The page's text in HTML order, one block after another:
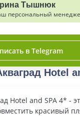
Тышнюк
персональный
в Telegram
Hotel
Hotel and SPA 4* -
красивый